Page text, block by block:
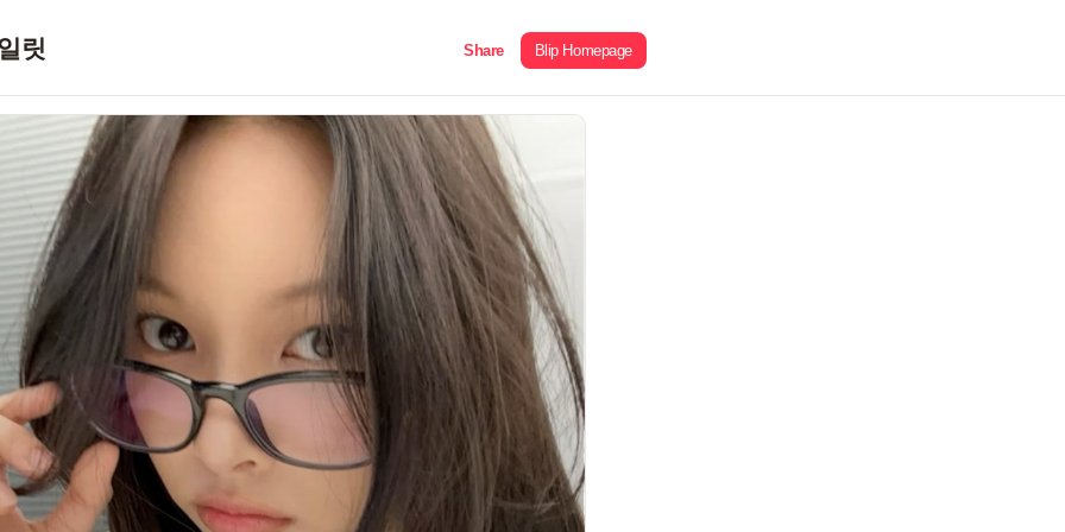
릿 Share Blip Homepage